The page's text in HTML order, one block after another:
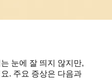
눈에 잘 띄지 않지만,
. 주요 증상은 다음과